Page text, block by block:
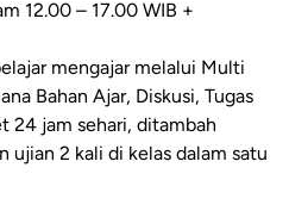
12.00 – 17.00 WIB +
mengajar melalui Multi
Bahan Ajar, Diskusi, Tugas
24 jam sehari, ditambah
ujian 2 kali di kelas dalam satu